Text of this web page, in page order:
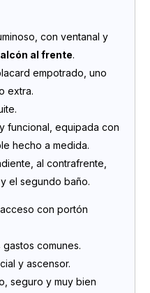
con ventanal y
al frente.
empotrado, uno
extra.
funcional, equipada con
hecho a medida.
al contrafrente,
el segundo baño.
con portón
comunes.
y ascensor.
seguro y muy bien